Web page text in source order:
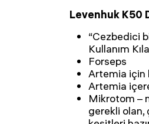
Levenhuk K50
“Cezbedici
Kullanım
Forseps
Artemia için
Artemia
Mikrotom –
gerekli